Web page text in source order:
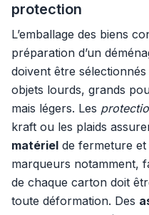
protection
L’emballage des biens
préparation d’un
doivent être
objets lourds, grands
mais légers. Les
kraft ou les plaids
matériel de fermeture
marqueurs notamment,
de chaque carton doit
toute déformation. Des